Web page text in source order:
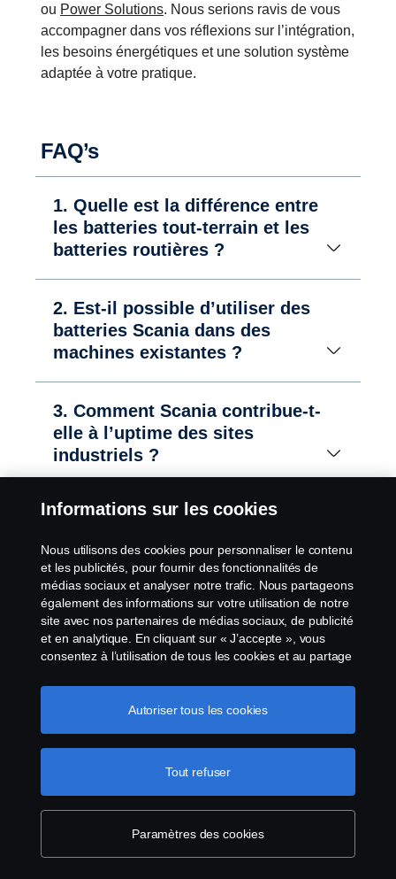
ou Power Solutions. Nous serions ravis de vous
accompagner dans vos réflexions sur l’intégration,
les besoins énergétiques et une solution système
adaptée à votre pratique.
FAQ’s
1. Quelle est la différence entre
les batteries tout-terrain et les
batteries routières ?
2. Est-il possible d’utiliser des
batteries Scania dans des
machines existantes ?
3. Comment Scania contribue-t-
elle à l’uptime des sites
industriels ?
4. Où sont fabriquées les
5. Pour quels secteurs les
batteries industrielles Scania
sont-elles adaptées ?
Lire plus d'articles
Informations sur les cookies
Nous utilisons des cookies pour personnaliser le contenu
et les publicités, pour fournir des fonctionnalités de
médias sociaux et analyser notre trafic. Nous partageons
également des informations sur votre utilisation de notre
site avec nos partenaires de médias sociaux, de publicité
et en analytique. En cliquant sur « J’accepte », vous
consentez à l’utilisation de tous les cookies et au partage
cookies en cliquant sur « Paramètres des cookies » et en
sélectionnant les catégories que vous souhaitez
Pour en savoir plus sur la
protection de votre vie privée
Paramètres des cookies
Tout refuser
Autoriser tous les cookies